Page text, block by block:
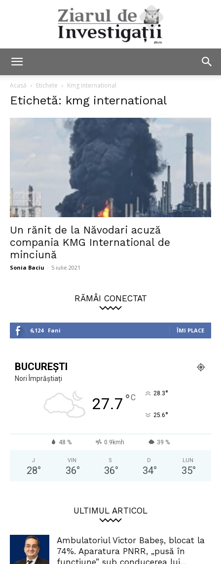
Acasă Etichete Kmg international
Etichetă: kmg international
Un rănit de la Năvodari acuză
compania KMG International de
minciună
Sonia Baciu - 5 iulie 2021
RĂMÂI CONECTAT
6,124 Fani ÎMI PLACE
BUCUREȘTI
Nori Împrăștiați
27.7 °C 28.3°
25.6°
48 % 0.9kmh 39 %
J
28°
VIN
36°
S
36°
D
34°
LUN
35°
ULTIMUL ARTICOL
Ambulatoriul Victor Babeș, blocat la
74%. Aparatura PNRR, „pusă în